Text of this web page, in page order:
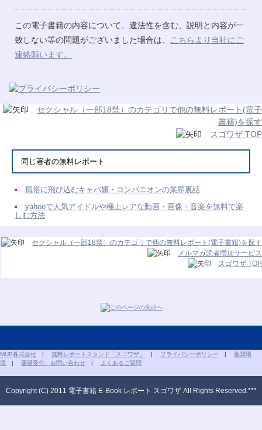
この電子書籍の内容について、違法性を含む、説明と内容が一
致しない等の問題がございました場合は、
こちらより当社にご
連絡願います。
セクシャル（一部18禁）のカテゴリで他の無料レポート(電子
書籍)を探す
スゴワザ TOP
同じ著者の無料レポート
風俗に飛び込むキャバ嬢・コンパニオンの業界裏話
yahooで人気アイドルや極上レアな動画・画像・音楽を無料で楽
しむ方法
セクシャル（一部18禁）のカテゴリで他の無料レポート(電子書籍)を探す
メルマガ読者増加サービス
スゴワザ TOP
MUB株式会社 | 無料レポートスタンド「スゴワザ」 | プライバシーポリシー | 推奨環
境 | 要望受付、お問い合わせ | よくあるご質問
Copyright (C) 2011 電子書籍 E-Book レポート スゴワザ All Rights Reserved.***